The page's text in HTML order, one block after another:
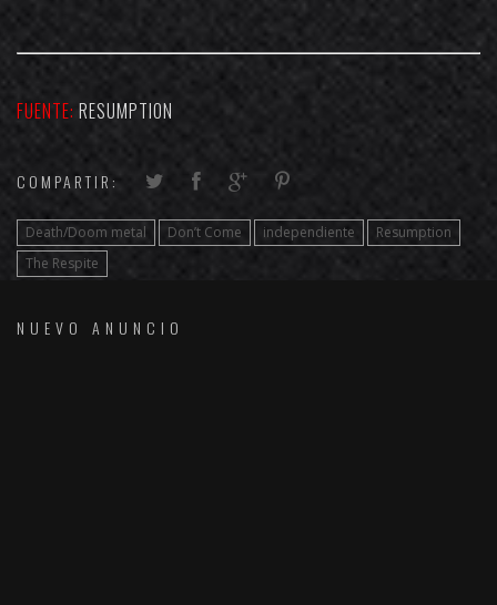
FUENTE: RESUMPTION
COMPARTIR:
Death/Doom metal Don’t Come independiente
Resumption
The Respite
NUEVO ANUNCIO